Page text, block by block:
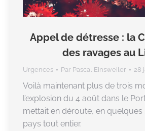
Appel de détresse : la
des ravages au
Urgences Par Pascal Einsweiler 28
Voilà maintenant plus de trois
l’explosion du 4 août dans le
mettait en déroute, en quelques
pays tout entier.